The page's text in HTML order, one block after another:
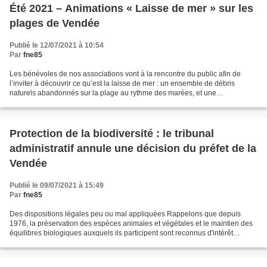
Été 2021 – Animations « Laisse de mer » sur les
plages de Vendée
Publié le 12/07/2021 à 10:54
Par fne85
Les bénévoles de nos associations vont à la rencontre du public afin de
l’inviter à découvrir ce qu’est la laisse de mer : un ensemble de débris
naturels abandonnés sur la plage au rythme des marées, et une
Protection de la biodiversité : le tribunal
administratif annule une décision du préfet de la
Vendée
Publié le 09/07/2021 à 15:49
Par fne85
Des dispositions légales peu ou mal appliquées Rappelons que depuis
1976, la préservation des espèces animales et végétales et le maintien des
équilibres biologiques auxquels ils participent sont reconnus d'intérêt